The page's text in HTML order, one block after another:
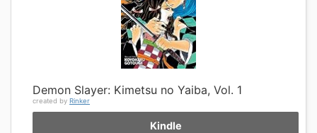
Demon Slayer: Kimetsu no Yaiba, Vol. 1
created by Rinker
Kindle